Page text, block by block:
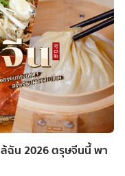
ฉัน 2026 ตรุษจีนนี้ พา